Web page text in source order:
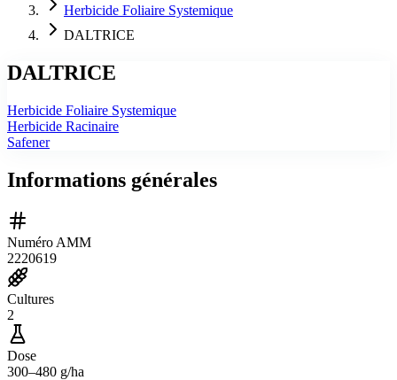
Herbicide Foliaire Systemique
DALTRICE
DALTRICE
Herbicide Foliaire Systemique
Herbicide Racinaire
Safener
Informations générales
Numéro AMM
2220619
Cultures
2
Dose
300–480 g/ha